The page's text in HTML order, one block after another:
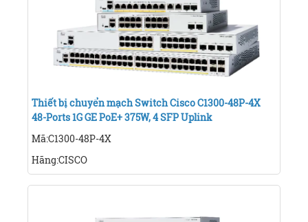
Thiết bị chuyển mạch Switch Cisco C1300-48P-4X
48-Ports 1G GE PoE+ 375W, 4 SFP Uplink
Mã:C1300-48P-4X
Hãng:CISCO